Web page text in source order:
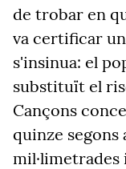
de trobar en
va certificar
s'insinua: el
substituït el
Cançons
quinze segons